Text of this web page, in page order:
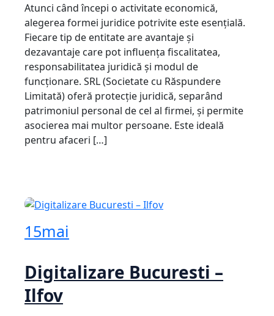
Atunci când începi o activitate economică,
alegerea formei juridice potrivite este esențială.
Fiecare tip de entitate are avantaje și
dezavantaje care pot influența fiscalitatea,
responsabilitatea juridică și modul de
funcționare. SRL (Societate cu Răspundere
Limitată) oferă protecție juridică, separând
patrimoniul personal de cel al firmei, și permite
asocierea mai multor persoane. Este ideală
pentru afaceri […]
15mai
Digitalizare Bucuresti –
Ilfov